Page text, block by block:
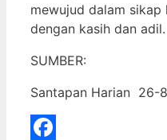
mewujud dalam sikap
dengan kasih dan adil.
SUMBER:
Santapan Harian